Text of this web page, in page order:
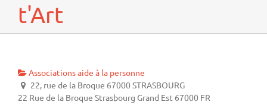
t'Art
Associations aide à la personne
22, rue de la Broque 67000 STRASBOURG
22 Rue de la Broque Strasbourg Grand Est 67000 FR